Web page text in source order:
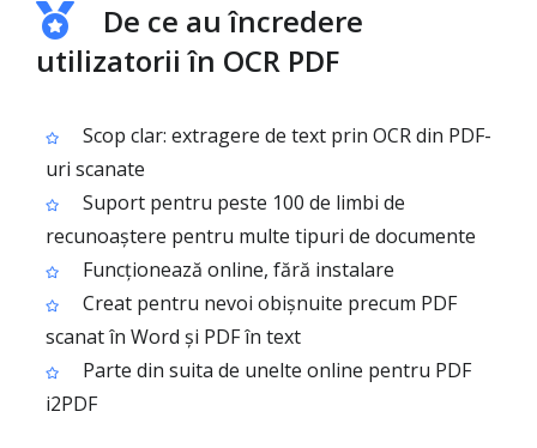
De ce au încredere
utilizatorii în OCR PDF
Scop clar: extragere de text prin OCR din PDF-
uri scanate
Suport pentru peste 100 de limbi de
recunoaștere pentru multe tipuri de documente
Funcționează online, fără instalare
Creat pentru nevoi obișnuite precum PDF
scanat în Word și PDF în text
Parte din suita de unelte online pentru PDF
i2PDF